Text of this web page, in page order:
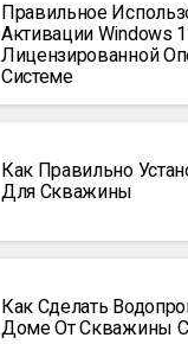
Правильное
Активации Windows
Лицензированной
Системе
Как Правильно
Для Скважины
Как Сделать
Доме От Скважины